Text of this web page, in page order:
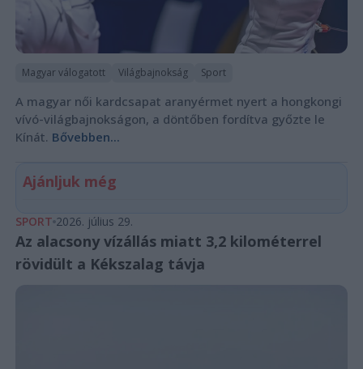
Magyar válogatott Világbajnokság Sport
A magyar női kardcsapat aranyérmet nyert a hongkongi
vívó-világbajnokságon, a döntőben fordítva győzte le
Kínát. Bővebben...
Ajánljuk még
SPORT 2026. július 29.
Az alacsony vízállás miatt 3,2 kilométerrel
rövidült a Kékszalag távja